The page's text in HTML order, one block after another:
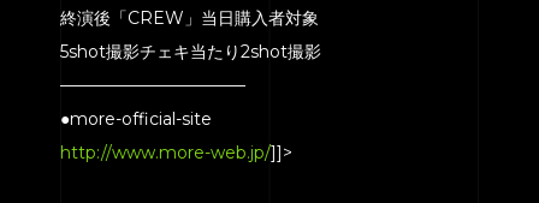
終演後「CREW」当日購入者対象
5shot撮影チェキ当たり2shot撮影
———————————
●more-official-site
http://www.more-web.jp/]]>